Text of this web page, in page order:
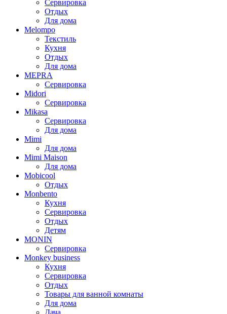
Сервировка
Отдых
Для дома
Melompo
Текстиль
Кухня
Отдых
Для дома
MEPRA
Сервировка
Midori
Сервировка
Mikasa
Сервировка
Для дома
Mimi
Для дома
Mimi Maison
Для дома
Mobicool
Отдых
Monbento
Кухня
Сервировка
Отдых
Детям
MONIN
Сервировка
Monkey business
Кухня
Сервировка
Отдых
Товары для ванной комнаты
Для дома